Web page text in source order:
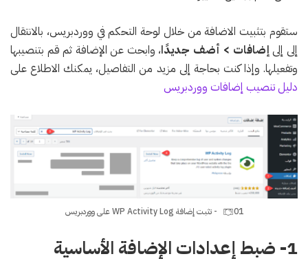
ستقوم بتثبيت الاضافة من خلال لوحة التحكم في ووردبريس، بالانتقال
إلى إلىإضافات > أضف جديدًا، وابحث عن الإضافة ثم قم بتنصيبها
وتفعيلها. وإذا كنت بحاجة إلى مزيد من التفاصيل، يمكنك الاطلاع على
دليل تنصيب إضافات ووردبريس
01 - تثبت إضافة WP Activity Log على ووردبريس
1- ضبط إعدادات الإضافة الأساسية